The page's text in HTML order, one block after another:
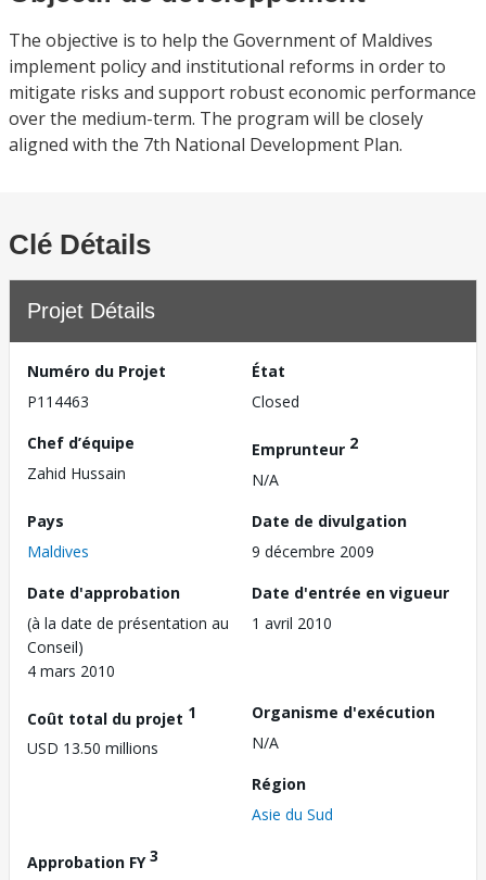
The objective is to help the Government of Maldives
implement policy and institutional reforms in order to
mitigate risks and support robust economic performance
over the medium-term. The program will be closely
aligned with the 7th National Development Plan.
Clé Détails
Projet Détails
Numéro du Projet
P114463
État
Closed
Chef d’équipe
Zahid Hussain
Emprunteur 2
N/A
Pays
Maldives
Date de divulgation
9 décembre 2009
Date d'approbation
(à la date de présentation au
Conseil)
4 mars 2010
Date d'entrée en vigueur
1 avril 2010
Coût total du projet 1
USD 13.50 millions
Organisme d'exécution
N/A
Région
Asie du Sud
Approbation FY3